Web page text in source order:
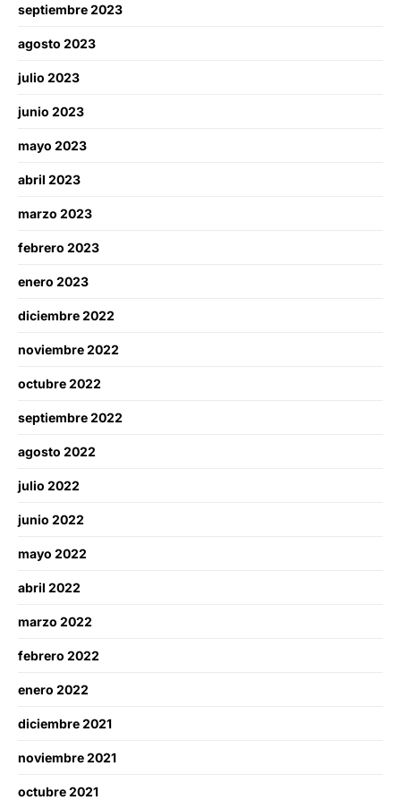
septiembre 2023
agosto 2023
julio 2023
junio 2023
mayo 2023
abril 2023
marzo 2023
febrero 2023
enero 2023
diciembre 2022
noviembre 2022
octubre 2022
septiembre 2022
agosto 2022
julio 2022
junio 2022
mayo 2022
abril 2022
marzo 2022
febrero 2022
enero 2022
diciembre 2021
noviembre 2021
octubre 2021